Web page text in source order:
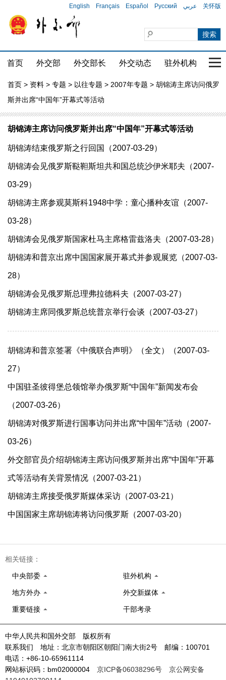
English Français Español Русский عربي 关怀版
首页 外交部 外交部长 外交动态 驻外机构 国
首页 > 资料 > 专题 > 以往专题 > 2007年专题 > 胡锦涛主席访问俄罗
斯并出席“中国年”开幕式等活动
胡锦涛主席访问俄罗斯并出席“中国年”开幕式等活动
胡锦涛结束俄罗斯之行回国（2007-03-29）
胡锦涛会见俄罗斯鞑靼斯坦共和国总统沙伊米耶夫（2007-
03-29）
胡锦涛主席参观莫斯科1948中学：童心播种友谊（2007-
03-28）
胡锦涛会见俄罗斯国家杜马主席格雷兹洛夫（2007-03-28）
胡锦涛和普京出席中国国家展开幕式并参观展览（2007-03-
28）
胡锦涛会见俄罗斯总理弗拉德科夫（2007-03-27）
胡锦涛主席同俄罗斯总统普京举行会谈（2007-03-27）
胡锦涛和普京签署《中俄联合声明》（全文）（2007-03-
27）
中国驻圣彼得堡总领馆举办俄罗斯“中国年”新闻发布会
（2007-03-26）
胡锦涛对俄罗斯进行国事访问并出席“中国年”活动（2007-
03-26）
外交部官员介绍胡锦涛主席访问俄罗斯并出席“中国年”开幕
式等活动有关背景情况（2007-03-21）
胡锦涛主席接受俄罗斯媒体采访（2007-03-21）
中国国家主席胡锦涛将访问俄罗斯（2007-03-20）
相关链接：
中央部委 驻外机构
地方外办 外交新媒体
重要链接 干部考录
中华人民共和国外交部 版权所有
联系我们 地址：北京市朝阳区朝阳门南大街2号 邮编：100701
电话：+86-10-65961114
网站标识码：bm02000004 京ICP备06038296号
京公网安备